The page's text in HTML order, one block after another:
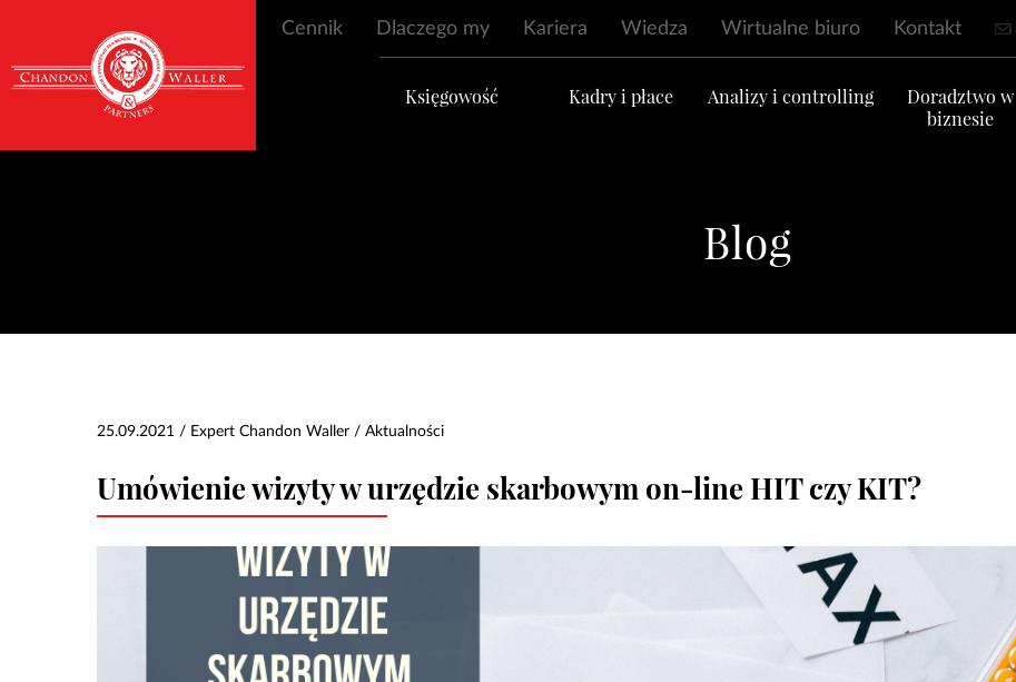
Cennik Dlaczego my Kariera Wiedza Wirtualne biuro Kontakt
Księgowość Kadry i płace Analizy i controlling
Doradztwo w
biznesie
Blog
25.09.2021 / Expert Chandon Waller / Aktualności
Umówienie wizyty w urzędzie skarbowym on-line HIT czy KIT?